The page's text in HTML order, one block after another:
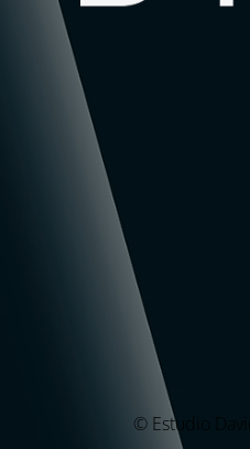
© Estudio